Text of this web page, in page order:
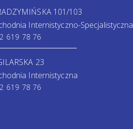
101/103
Internistyczno-Specjalistyczna
619 78 76
23
Internistyczna
619 78 76